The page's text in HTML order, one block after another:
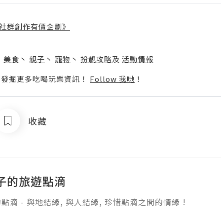
群創作有價企劃》
美食 丶 親子 丶 寵物 丶 扮靚攻略及 活動情報
掘更多吃喝玩樂資訊！ Follow 我哋 ！
收藏
的旅遊點滴
滴 - 與地結緣, 與人結緣, 珍惜點滴之間的情緣 !